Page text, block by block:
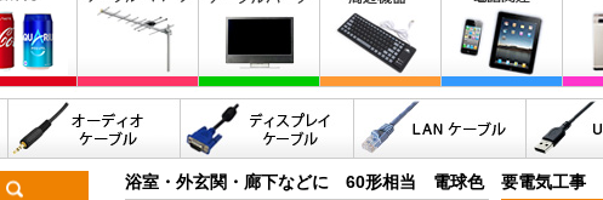
浴室・外玄関・廊下などに 60形相当 電球色 要電気工事